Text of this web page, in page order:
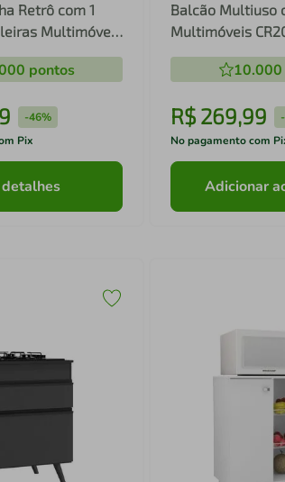
Retrô com 1
Multimóveis
pontos
-46%
Pix
Balcão Multiuso
Multimóveis
10.000
R$269,99
-
No pagamento com
Adicionar